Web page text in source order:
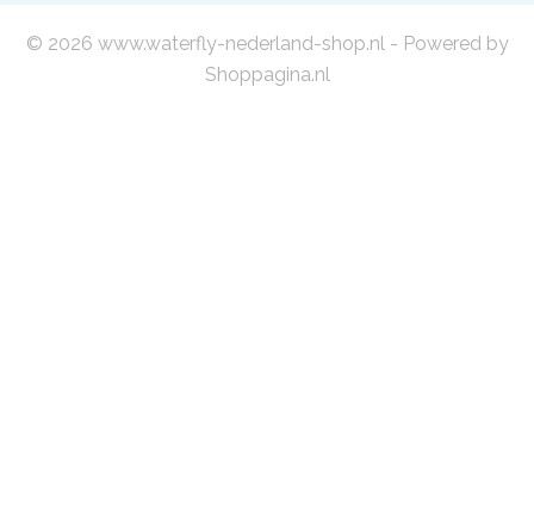
© 2026 www.waterfly-nederland-shop.nl - Powered by
Shoppagina.nl